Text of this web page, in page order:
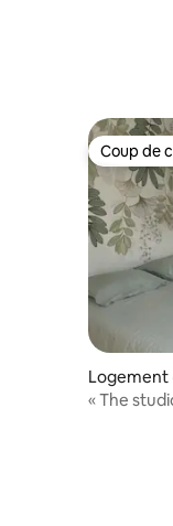
Coup de
Coup de
Logement
« The